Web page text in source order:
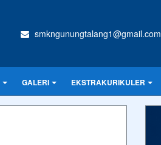
smkngunungtalang1@gmail.com
GALERI EKSTRAKURIKULER